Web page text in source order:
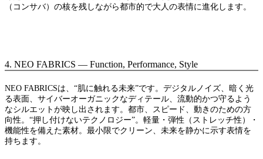
（コンサバ）の核を残しながら都市的で大人の表情に進化します。
4. NEO FABRICS — Function, Performance, Style
NEO FABRICSは、“肌に触れる未来”です。デジタルノイズ、暗く光
る表面、サイバーオーガニックなディテール、流動的かつ守るよう
なシルエットが映し出されます。都市、スピード、動きのための方
向性。“押し付けないテクノロジー”。軽量・弾性（ストレッチ性）・
機能性を備えた素材。最小限でクリーン、未来を静かに示す表情を
持ちます。